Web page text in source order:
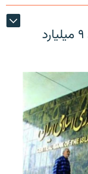
بانک مرکزی ایران گم شدن ۹ میلیارد